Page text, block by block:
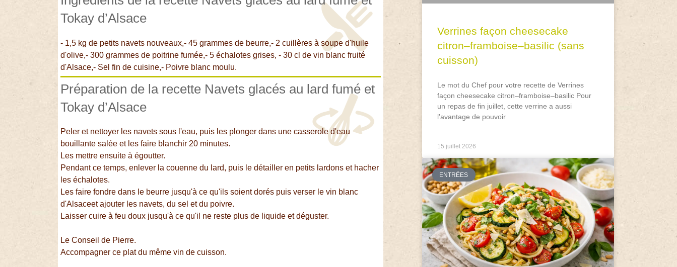
Tokay d’Alsace
- 1,5 kg de petits navets nouveaux,- 45 grammes de beurre,- 2 cuillères à soupe d'huile
d'olive,- 300 grammes de poitrine fumée,- 5 échalotes grises, - 30 cl de vin blanc fruité
d'Alsace,- Sel fin de cuisine,- Poivre blanc moulu.
Préparation de la recette Navets glacés au lard fumé et
Tokay d’Alsace
Peler et nettoyer les navets sous l'eau, puis les plonger dans une casserole d'eau
bouillante salée et les faire blanchir 20 minutes.
Les mettre ensuite à égoutter.
Pendant ce temps, enlever la couenne du lard, puis le détailler en petits lardons et hacher
les échalotes.
Les faire fondre dans le beurre jusqu'à ce qu'ils soient dorés puis verser le vin blanc
d'Alsaceet ajouter les navets, du sel et du poivre.
Laisser cuire à feu doux jusqu'à ce qu'il ne reste plus de liquide et déguster.
Le Conseil de Pierre.
Accompagner ce plat du même vin de cuisson.
Verrines façon cheesecake
citron–framboise–basilic (sans
cuisson)
Le mot du Chef pour votre recette de Verrines
façon cheesecake citron–framboise–basilic Pour
un repas de fin juillet, cette verrine a aussi
l’avantage de pouvoir
15 juillet 2026
ENTRÉES